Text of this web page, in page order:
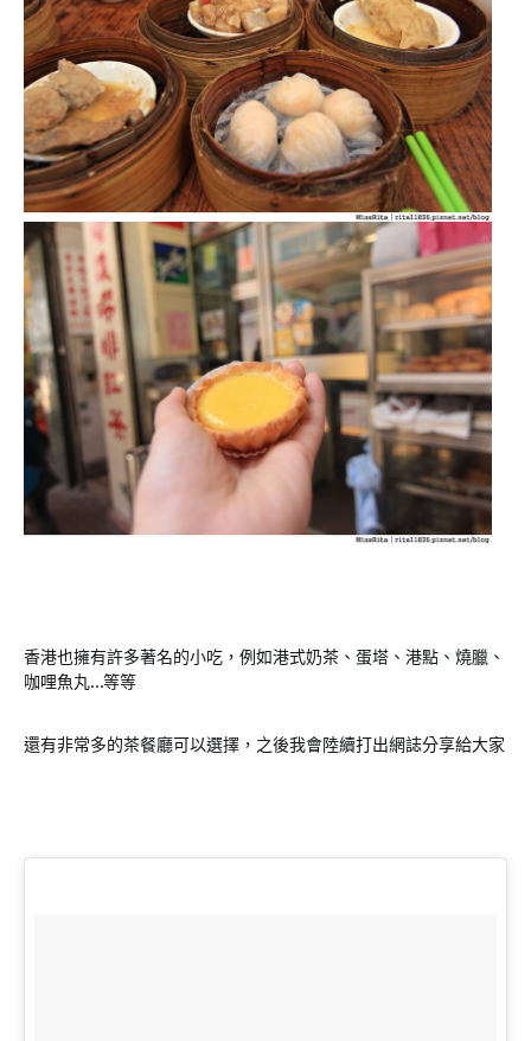
香港也擁有許多著名的小吃，例如港式奶茶、蛋塔、港點、燒臘、
咖哩魚丸…等等
還有非常多的茶餐廳可以選擇，之後我會陸續打出網誌分享給大家